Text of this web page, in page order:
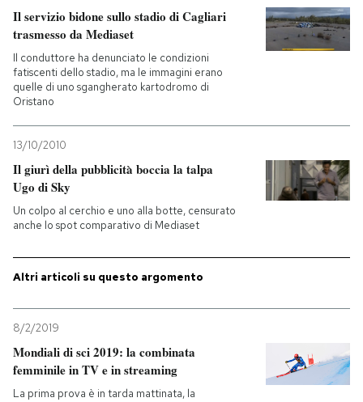
Il servizio bidone sullo stadio di Cagliari
trasmesso da Mediaset
Il conduttore ha denunciato le condizioni
fatiscenti dello stadio, ma le immagini erano
quelle di uno sgangherato kartodromo di
Oristano
13/10/2010
Il giurì della pubblicità boccia la talpa
Ugo di Sky
Un colpo al cerchio e uno alla botte, censurato
anche lo spot comparativo di Mediaset
Altri articoli su questo argomento
8/2/2019
Mondiali di sci 2019: la combinata
femminile in TV e in streaming
La prima prova è in tarda mattinata, la